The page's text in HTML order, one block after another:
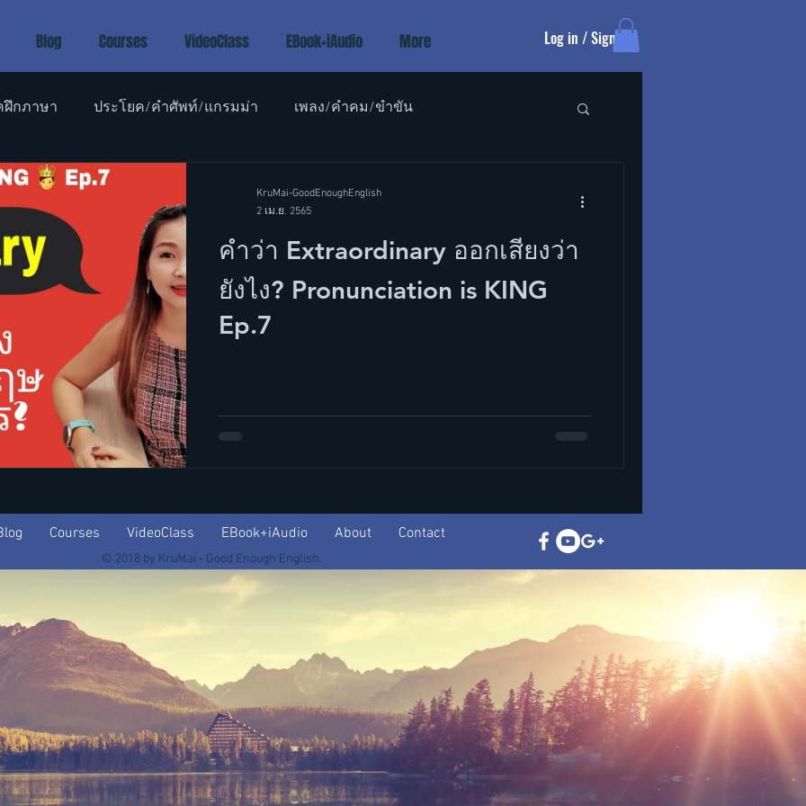
Blog Courses VideoClass EBook+iAudio More Log in / Sign up
ฝึกภาษา ประโยค/คำศัพท์/แกรมม่า เพลง/คำคม/ขำขัน
งกฤษเด็ก
คำว่า Extraordinary ออกเสียงว่า
ยังไง? Pronunciation is KING
Ep.7
KruMai-GoodEnoughEnglish
2 เม.ย. 2565
© 2018 by KruMai - Good Enough English.
Courses VideoClass EBook+iAudio About Contact